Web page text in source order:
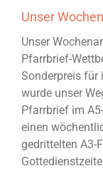
Unser
Unser
Pfarrbrief-
Sonderpreis für
wurde unser
Pfarrbrief im
einen
gedrittelten A3-